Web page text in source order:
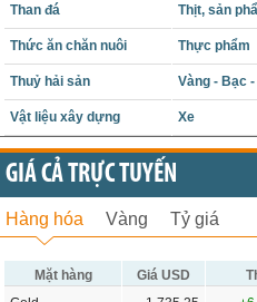
Than đá Thịt, sản
Thức ăn chăn nuôi Thực phẩm
Thuỷ hải sản Vàng - Bạc
Vật liệu xây dựng Xe
GIÁ CẢ TRỰC TUYẾN
Hàng hóa Vàng Tỷ giá
Mặt hàng Giá USD